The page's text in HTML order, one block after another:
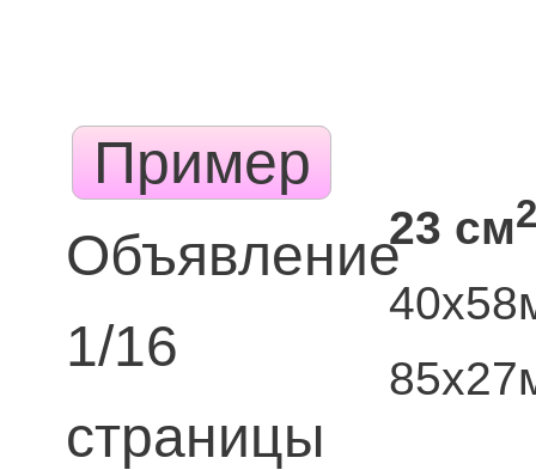
Пример
Объявление
1/16
страницы
23 см2